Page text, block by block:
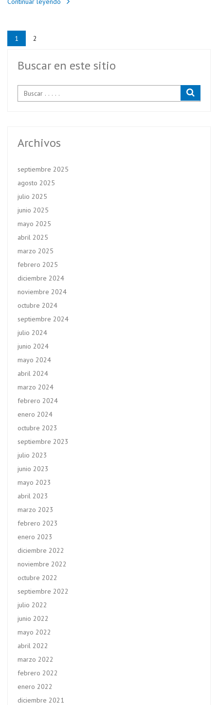
1 2
Buscar en este sitio
Archivos
septiembre 2025
agosto 2025
julio 2025
junio 2025
mayo 2025
abril 2025
marzo 2025
febrero 2025
diciembre 2024
noviembre 2024
octubre 2024
septiembre 2024
julio 2024
junio 2024
mayo 2024
abril 2024
marzo 2024
febrero 2024
enero 2024
octubre 2023
septiembre 2023
julio 2023
junio 2023
mayo 2023
abril 2023
marzo 2023
febrero 2023
enero 2023
diciembre 2022
noviembre 2022
octubre 2022
septiembre 2022
julio 2022
junio 2022
mayo 2022
abril 2022
marzo 2022
febrero 2022
enero 2022
diciembre 2021